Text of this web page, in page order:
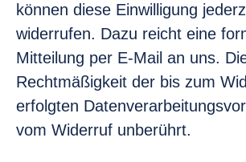
können diese Einwilligung
widerrufen. Dazu reicht eine
Mitteilung per E-Mail an uns.
Rechtmäßigkeit der bis zum
erfolgten
vom Widerruf unberührt.